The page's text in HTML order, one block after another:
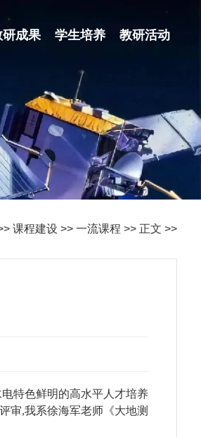
研成果 学生培养 教研活动
课程建设 >>一流课程 >> 正文 >>
特色鲜明的高水平人才培养
审,我系徐海军老师《大地测